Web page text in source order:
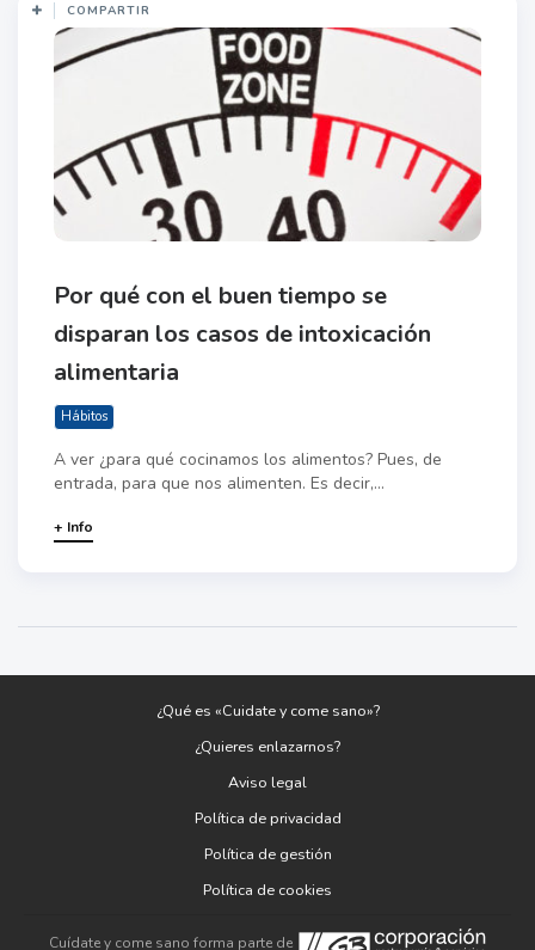
COMPARTIR
Por qué con el buen tiempo se
disparan los casos de intoxicación
alimentaria
Hábitos
A ver ¿para qué cocinamos los alimentos? Pues, de
entrada, para que nos alimenten. Es decir,...
+ Info
¿Qué es «Cuidate y come sano»?
¿Quieres enlazarnos?
Aviso legal
Política de privacidad
Política de gestión
Política de cookies
Cuídate y come sano forma parte de